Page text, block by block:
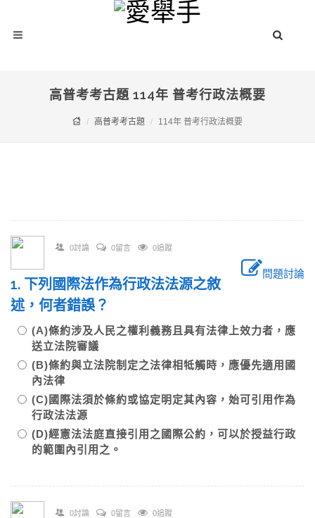
高普考考古題 114年 普考行政法概要
高普考考古題 114年 普考行政法概要
0討論 0留言 0追蹤
問題討論
1. 下列國際法作為行政法法源之敘
述，何者錯誤？
(A)條約涉及人民之權利義務且具有法律上效力者，應
送立法院審議
(B)條約與立法院制定之法律相牴觸時，應優先適用國
內法律
(C)國際法須於條約或協定明定其內容，始可引用作為
行政法法源
(D)經憲法法庭直接引用之國際公約，可以於授益行政
的範圍內引用之。
0討論 0留言 0追蹤